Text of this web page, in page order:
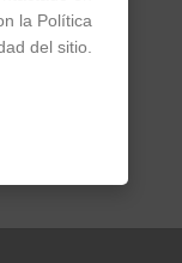
la Política
del sitio.